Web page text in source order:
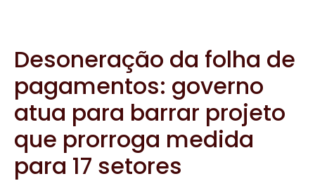
Desoneração da folha de
pagamentos: governo
atua para barrar projeto
que prorroga medida
para 17 setores